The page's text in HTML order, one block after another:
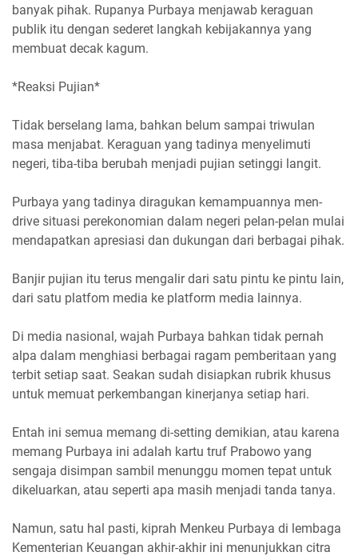
banyak pihak. Rupanya Purbaya menjawab keraguan
publik itu dengan sederet langkah kebijakannya yang
membuat decak kagum.
*Reaksi Pujian*
Tidak berselang lama, bahkan belum sampai triwulan
masa menjabat. Keraguan yang tadinya menyelimuti
negeri, tiba-tiba berubah menjadi pujian setinggi langit.
Purbaya yang tadinya diragukan kemampuannya men-
drive situasi perekonomian dalam negeri pelan-pelan mulai
mendapatkan apresiasi dan dukungan dari berbagai pihak.
Banjir pujian itu terus mengalir dari satu pintu ke pintu lain,
dari satu platfom media ke platform media lainnya.
Di media nasional, wajah Purbaya bahkan tidak pernah
alpa dalam menghiasi berbagai ragam pemberitaan yang
terbit setiap saat. Seakan sudah disiapkan rubrik khusus
untuk memuat perkembangan kinerjanya setiap hari.
Entah ini semua memang di-setting demikian, atau karena
memang Purbaya ini adalah kartu truf Prabowo yang
sengaja disimpan sambil menunggu momen tepat untuk
dikeluarkan, atau seperti apa masih menjadi tanda tanya.
Namun, satu hal pasti, kiprah Menkeu Purbaya di lembaga
Kementerian Keuangan akhir-akhir ini menunjukkan citra